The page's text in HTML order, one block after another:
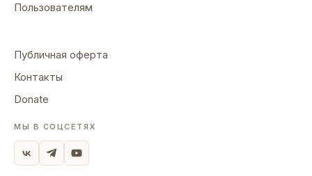
Пользователям
Публичная оферта
Контакты
Donate
МЫ В СОЦСЕТЯХ